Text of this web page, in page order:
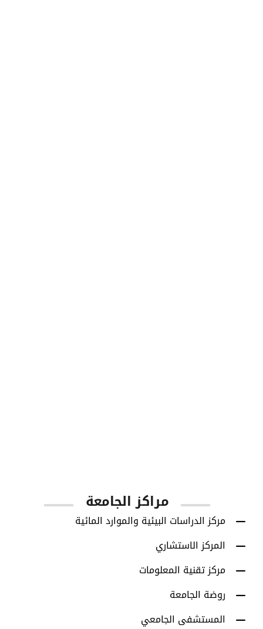
مراكز الجامعة
مركز الدراسات البيئية والموارد المائية
المركز الاستشاري
مركز تقنية المعلومات
روضة الجامعة
المستشفى الجامعي